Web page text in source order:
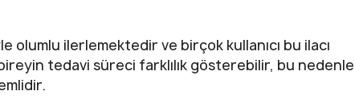
olumlu ilerlemektedir ve birçok kullanıcı bu ilacı
tedavi süreci farklılık gösterebilir, bu nedenle